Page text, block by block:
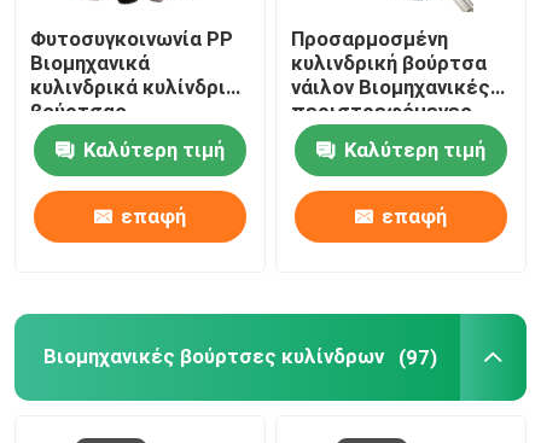
Φυτοσυγκοινωνία PP
Βιομηχανικά
κυλινδρικά κυλίνδρια
βούρτσας
προσαρμοσμένα
Καλύτερη τιμή
επαφή
Προσαρμοσμένη
κυλινδρική βούρτσα
νάιλον Βιομηχανικές
περιστρεφόμενες
βούρτσες
Καλύτερη τιμή
επαφή
Βιομηχανικές βούρτσες κυλίνδρων (97)